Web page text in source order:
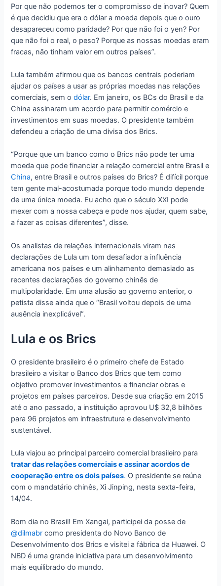
Por que não podemos ter o compromisso de inovar? Quem
é que decidiu que era o dólar a moeda depois que o ouro
desapareceu como paridade? Por que não foi o yen? Por
que não foi o real, o peso? Porque as nossas moedas eram
fracas, não tinham valor em outros países”.
Lula também afirmou que os bancos centrais poderiam
ajudar os países a usar as próprias moedas nas relações
comerciais, sem odólar. Em janeiro, os BCs do Brasil e da
China assinaram um acordo para permitir comércio e
investimentos em suas moedas. O presidente também
defendeu a criação de uma divisa dos Brics.
“Porque que um banco como o Brics não pode ter uma
moeda que pode financiar a relação comercial entre Brasil e
China, entre Brasil e outros países do Brics? É difícil porque
tem gente mal-acostumada porque todo mundo depende
de uma única moeda. Eu acho que o século XXI pode
mexer com a nossa cabeça e pode nos ajudar, quem sabe,
a fazer as coisas diferentes”, disse.
Os analistas de relações internacionais viram nas
declarações de Lula um tom desafiador a influência
americana nos países e um alinhamento demasiado as
recentes declarações do governo chinês de
multipolaridade. Em uma alusão ao governo anterior, o
petista disse ainda que o “Brasil voltou depois de uma
ausência inexplicável”.
Lula e os Brics
O presidente brasileiro é o primeiro chefe de Estado
brasileiro a visitar o Banco dos Brics que tem como
objetivo promover investimentos e financiar obras e
projetos em países parceiros. Desde sua criação em 2015
até o ano passado, a instituição aprovou U$ 32,8 bilhões
para 96 projetos em infraestrutura e desenvolvimento
sustentável.
Lula viajou ao principal parceiro comercial brasileiro para
tratar das relações comerciais e assinar acordos de
cooperação entre os dois países. O presidente se reúne
com o mandatário chinês, Xi Jinping, nesta sexta-feira,
14/04.
Bom dia no Brasil! Em Xangai, participei da posse de
@dilmabr como presidenta do Novo Banco de
Desenvolvimento dos Brics e visitei a fábrica da Huawei. O
NBD é uma grande iniciativa para um desenvolvimento
mais equilibrado do mundo.